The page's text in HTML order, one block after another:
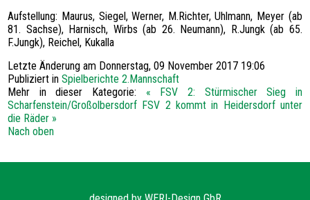
Aufstellung: Maurus, Siegel, Werner, M.Richter, Uhlmann, Meyer (ab
81. Sachse), Harnisch, Wirbs (ab 26. Neumann), R.Jungk (ab 65.
F.Jungk), Reichel, Kukalla
Letzte Änderung am Donnerstag, 09 November 2017 19:06
Publiziert in Spielberichte 2.Mannschaft
Mehr in dieser Kategorie:
« FSV 2: Stürmischer Sieg in
Scharfenstein/Großolbersdorf FSV 2 kommt in Heidersdorf unter
die Räder »
Nach oben